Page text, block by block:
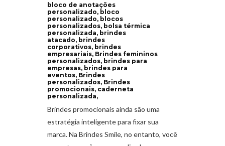
bloco de anotações
personalizado, bloco
personalizado, blocos
personalizados, bolsa térmica
personalizada, brindes
atacado, brindes
corporativos, brindes
empresariais, Brindes femininos
personalizados, brindes para
empresas, brindes para
eventos, Brindes
personalizados, Brindes
promocionais, caderneta
personalizada,
Brindes promocionais ainda são uma
estratégia inteligente para fixar sua
marca. Na Brindes Smile, no entanto, você